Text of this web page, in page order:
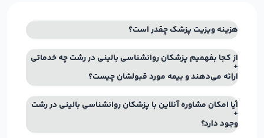
هزینه ویزیت پزشک چقدر است؟
از کجا بفهمیم پزشکان روانشناسی بالینی در رشت چه خدماتی
ارائه می‌دهند و بیمه مورد قبولشان چیست؟
آیا امکان مشاوره آنلاین با پزشکان روانشناسی بالینی در رشت
وجود دارد؟